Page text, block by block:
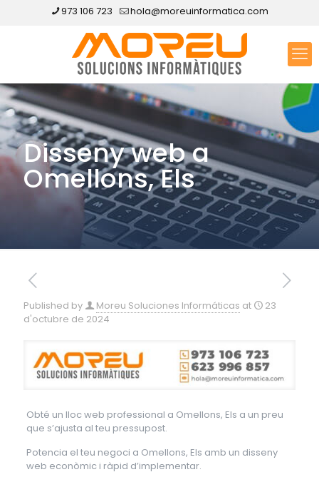
973 106 723 hola@moreuinformatica.com
Disseny web a
Omellons, Els
Published by Moreu Soluciones Informáticas at
23
d'octubre de 2024
Obté un lloc web professional a Omellons, Els a un preu
que s’ajusta al teu pressupost.
Potencia el teu negoci a Omellons, Els amb un disseny
web econòmic i ràpid d’implementar.